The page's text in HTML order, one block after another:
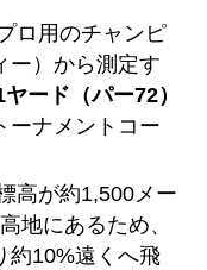
ロ用のチャンピ
ー）から測定す
ード（パー72）
ーナメントコー
高が約1,500メー
地にあるため、
約10%遠くへ飛